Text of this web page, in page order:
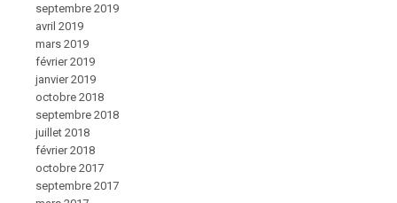
septembre 2019
avril 2019
mars 2019
février 2019
janvier 2019
octobre 2018
septembre 2018
juillet 2018
février 2018
octobre 2017
septembre 2017